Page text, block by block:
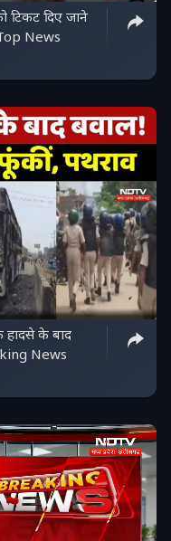
टिकट दिए जाने
News
के बाद
News